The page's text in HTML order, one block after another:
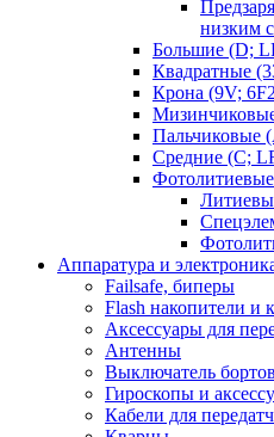
низким
Большие (D;
Квадратные
Крона (9V;
Пальчиковые
Средние (C;
Аппаратура и
Failsafe, биперы
Flash накопители и
Аксессуары для
Антенны
Выключатель
Гироскопы и
Кабели для